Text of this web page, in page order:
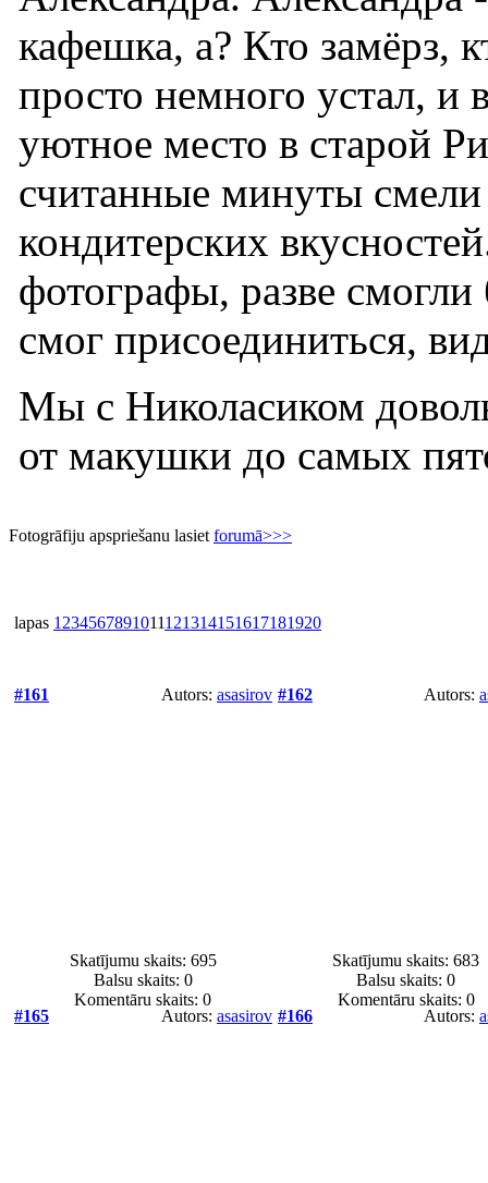
кафешка, а? Кто замёрз,
просто немного устал, и
уютное место в старой
считанные минуты
кондитерских
фотографы, разве
смог присоединиться,
Мы с Николасиком
от макушки до самых
Fotogrāfiju apspriešanu lasiet forumā>>>
lapas 1 234567891011121314151617181920
#161 Autors: asasirov
Skatījumu skaits: 695
Balsu skaits: 0
Komentāru skaits: 0
#162 Autors:
Skatījumu skaits: 683
Balsu skaits:0
Komentāru skaits: 0
#165
Autors: asasirov #166 Autors: